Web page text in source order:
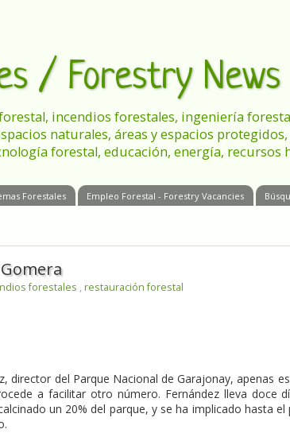
/ Forestry News
incendios forestales, ingeniería
naturales, áreas y espacios
forestal, educación, energía,
Forestales Empleo Forestal - Forestry Vacancies
forestales , restauración forestal
director del Parque Nacional de Garajonay, apenas
a facilitar otro número. Fernández lleva doce
un 20% del parque, y se ha implicado hasta el